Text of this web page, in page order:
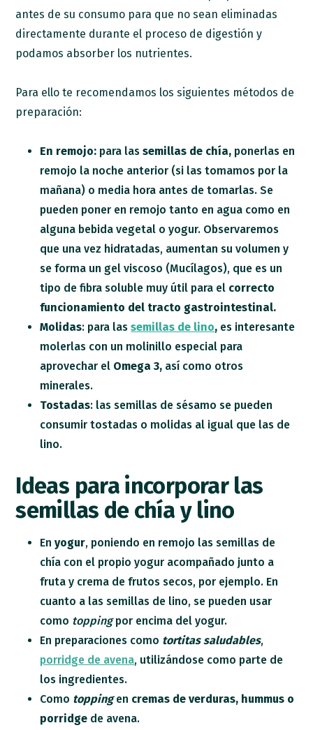
antes de su consumo para que no sean eliminadas
directamente durante el proceso de digestión y
podamos absorber los nutrientes.
Para ello te recomendamos los siguientes métodos de
preparación:
En remojo: para lassemillas de chía, ponerlas en
remojo la noche anterior (si las tomamos por la
mañana) o media hora antes de tomarlas. Se
pueden poner en remojo tanto en agua como en
alguna bebida vegetal o yogur. Observaremos
que una vez hidratadas, aumentan su volumen y
se forma un gel viscoso (Mucílagos), que es un
tipo de fibra soluble muy útil para el correcto
funcionamiento del tracto gastrointestinal.
Molidas: para lassemillas de lino, es interesante
molerlas con un molinillo especial para
aprovechar el Omega 3, así como otros
minerales.
Tostadas: las semillas de sésamo se pueden
consumir tostadas o molidas al igual que las de
lino.
Ideas para incorporar las
semillas de chía y lino
Enyogur, poniendo en remojo las semillas de
chía con el propio yogur acompañado junto a
fruta y crema de frutos secos, por ejemplo. En
cuanto a las semillas de lino, se pueden usar
como toppingpor encima del yogur.
En preparaciones como tortitas saludables,
porridge de avena, utilizándose como parte de
los ingredientes.
Como toppingen cremas de verduras, hummus o
porridge de avena.